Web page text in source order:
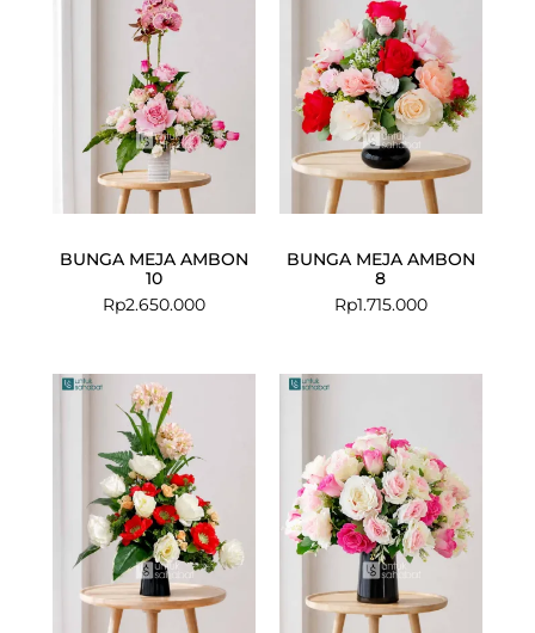
BUNGA MEJA AMBON
10
Rp2.650.000
BUNGA MEJA AMBON
8
Rp1.715.000
Rp1.399.000.
Rp1.275.000.